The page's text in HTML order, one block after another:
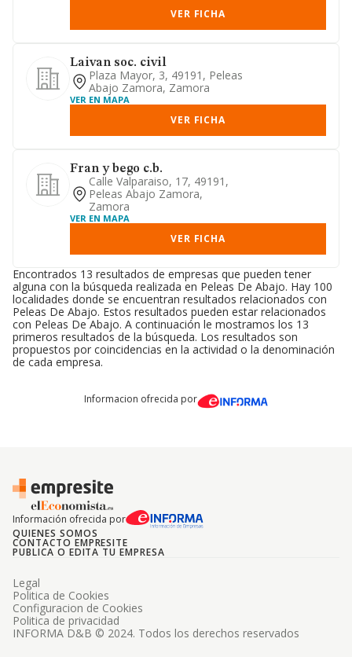
VER FICHA
Laivan soc. civil
Plaza Mayor, 3, 49191, Peleas
Abajo Zamora, Zamora
VER EN MAPA
VER FICHA
Fran y bego c.b.
Calle Valparaiso, 17, 49191,
Peleas Abajo Zamora,
Zamora
VER EN MAPA
VER FICHA
Encontrados 13 resultados de empresas que pueden tener
alguna con la búsqueda realizada en Peleas De Abajo. Hay 100
localidades donde se encuentran resultados relacionados con
Peleas De Abajo. Estos resultados pueden estar relacionados
con Peleas De Abajo. A continuación le mostramos los 13
primeros resultados de la búsqueda. Los resultados son
propuestos por coincidencias en la actividad o la denominación
de cada empresa.
Informacion ofrecida por
Información ofrecida por
QUIENES SOMOS
CONTACTO EMPRESITE
PUBLICA O EDITA TU EMPRESA
INFORMA D&B © 2024. Todos los derechos reservados
Legal
Politica de Cookies
Configuracion de Cookies
Politica de privacidad